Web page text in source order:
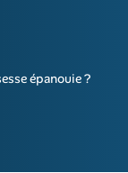
épanouie ?